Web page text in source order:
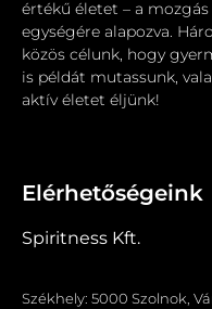
értékű életet – a
egységére alapozva.
közös célunk, hogy
is példát mutassunk,
aktív életet éljünk!
Elérhetőségeink
Spiritness Kft.
Székhely: 5000 Szolnok,